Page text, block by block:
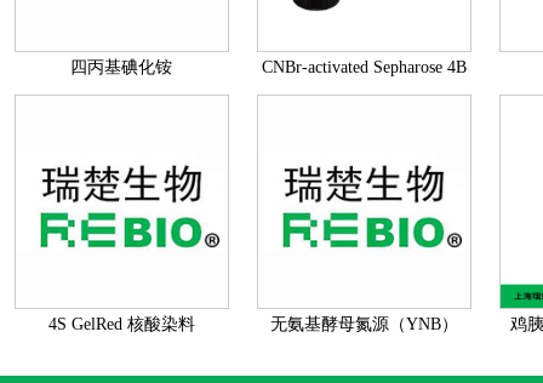
四丙基碘化铵 CNBr-activated Sepharose 4B
4S GelRed 核酸染料 无氨基酵母氮源（YNB）
鸡